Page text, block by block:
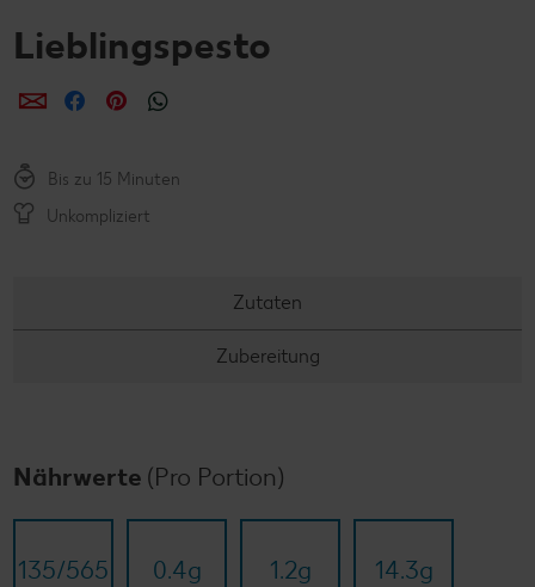
Lieblingspesto
per E-Mail teilen
per Facebook teilen
per Pinterest teilen
Bis zu 15 Minuten
Unkompliziert
Zutaten
Zubereitung
Nährwerte (Pro Portion)
135/​565 0.4g 1.2g 14.3g